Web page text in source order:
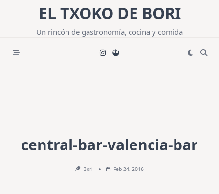
contenido
EL TXOKO DE BORI
Un rincón de gastronomía, cocina y comida
central-bar-valencia-bar
Bori Feb 24, 2016